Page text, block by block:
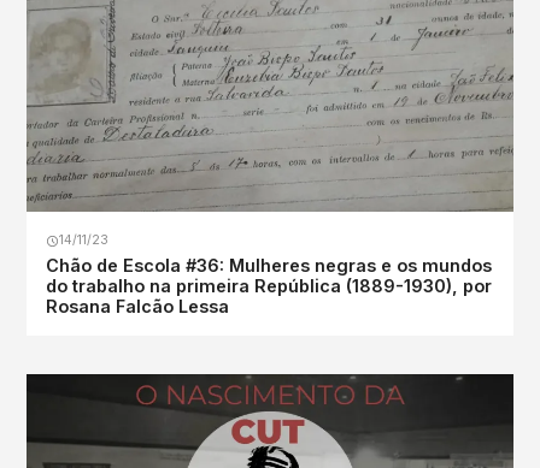
14/11/23
Chão de Escola #36: Mulheres negras e os mundos
do trabalho na primeira República (1889-1930), por
Rosana Falcão Lessa